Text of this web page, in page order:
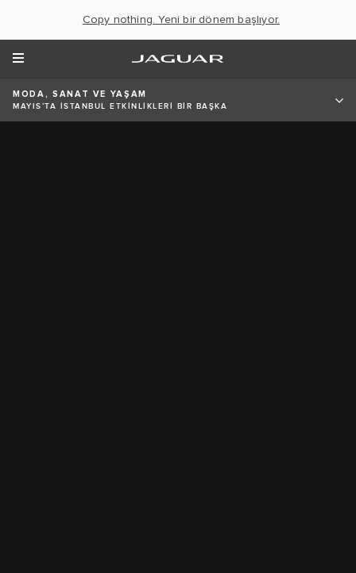
Copy nothing. Yeni bir dönem başlıyor.
MODA, SANAT VE YAŞAM
MAYIS’TA İSTANBUL ETKİNLİKLERİ BİR BAŞKA